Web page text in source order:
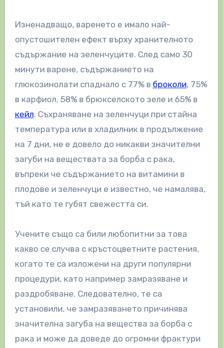
Изненадващо, варенето е имало най-
опустошителен ефект върху хранителното
съдържание на зеленчуците. След само 30
минути варене, съдържанието на
глюкозинолати спаднало с 77% в броколи, 75%
в карфиол, 58% в брюкселското зеле и 65% в
кейл. Съхраняване на зеленчуци при стайна
температура или в хладилник в продължение
на 7 дни, не е довело до никакви значителни
загуби на веществата за борба с рака,
въпреки че съдържанието на витамини в
плодове и зеленчуци е известно, че намалява,
тъй като те губят свежестта си.
Учените също са били любопитни за това
какво се случва с кръстоцветните растения,
когато те са изложени на други популярни
процедури, като например замразяване и
раздробяване. Следователно, те са
установили, че замразяването причинява
значителна загуба на вещества за борба с
рака и може да доведе до огромни фрактури